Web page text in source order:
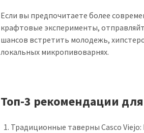
Если вы предпочитаете более
крафтовые эксперименты,
шансов встретить молодежь,
локальных микропивоварнях.
Топ-3 рекомендации
Традиционные таверны Casco